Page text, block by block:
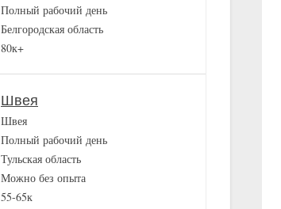
Полный рабочий день
Белгородская область
80к+
Швея
Швея
Полный рабочий день
Тульская область
Можно без опыта
55-65к